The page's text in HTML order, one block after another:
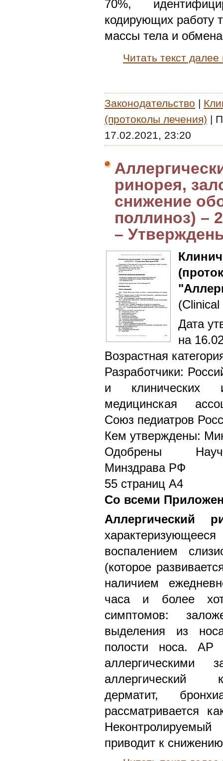
70%,
кодирующих работу
массы тела и
Читать текст
Законодательство |
(протоколы лечения) |
17.02.2021, 23:20
ринорея,
снижение
поллиноз) –
–
Дата
на
Возрастная
Разработчики:
и клинических
медицинская
Союз педиатров
Кем утверждены:
Одобрены
Минздрава РФ
55 страниц А4
Со всеми
Аллергический
воспалением
(которое
наличием
часа и более
симптомов:
выделения из
полости носа. АР
аллергическими
аллергический
дерматит,
рассматривается
приводит к